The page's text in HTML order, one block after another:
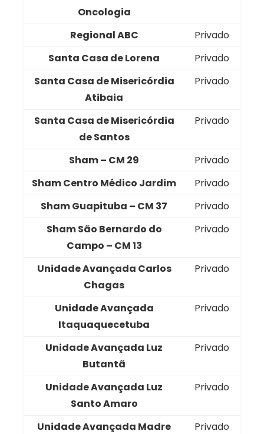
Oncologia
Regional ABC
Privado
Santa Casa de Lorena
Privado
Santa Casa de Misericórdia
Atibaia
Privado
Santa Casa de Misericórdia
de Santos
Privado
Sham – CM 29
Privado
Sham Centro Médico Jardim
Privado
Sham Guapituba – CM 37
Privado
Sham São Bernardo do
Campo – CM 13
Privado
Unidade Avançada Carlos
Chagas
Privado
Unidade Avançada
Itaquaquecetuba
Privado
Unidade Avançada Luz
Butantã
Privado
Unidade Avançada Luz
Santo Amaro
Privado
Unidade Avançada Madre
Privado